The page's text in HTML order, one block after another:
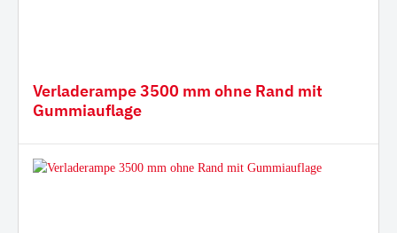
Verladerampe 3500 mm ohne Rand mit
Gummiauflage